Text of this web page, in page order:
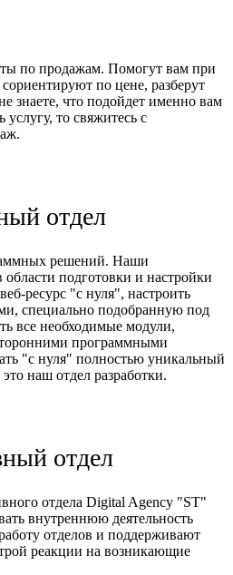
по продажам. Помогут вам при
по цене, разберут
знаете, что подойдет именно вам
услугу, то свяжитесь с
отдел
решений. Наши
подготовки и настройки
ресурс "с нуля", настроить
специально подобранную под
все необходимые модули,
программными
"с нуля" полностью уникальный
наш отдел разработки.
отдел
отдела Digital Agency "ST"
внутреннюю деятельность
отделов и поддерживают
реакции на возникающие